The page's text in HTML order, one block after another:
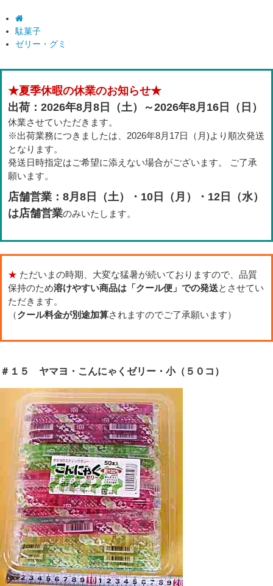
駄菓子
ゼリー・グミ
★夏季休暇の休業のお知らせ★
出荷：2026年8月8日（土）～2026年8月16日（日）
休業させていただきます。
※出荷業務につきましたは、2026年8月17日（月)より順次発送
となります。
発送日時指定はご希望に添えない場合がございます。 ご了承
願います。
店舗営業：8月8日（土）・10日（月）・12日（水）
は店舗営業のみいたします。
★ ただいまの時期、大変な猛暑が続いておりますので、品質
保持のため溶けやすい商品は「クール便」での発送とさせてい
ただきます。
（クール料金が別途加算されますのでご了承願います）
＃１５ ヤマヨ・こんにゃくゼリー・小（５０コ）